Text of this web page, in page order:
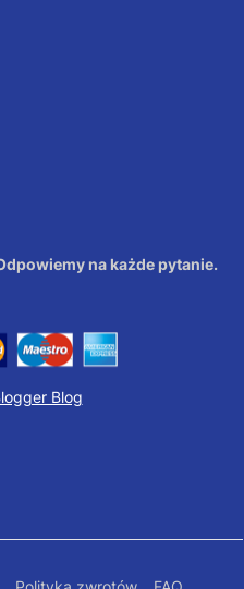
na każde pytanie.
Blog